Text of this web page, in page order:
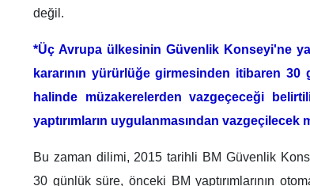
değil.
*Üç Avrupa ülkesinin Güvenlik Konseyi'ne
kararının yürürlüğe girmesinden itibaren 30
halinde müzakerelerden vazgeçeceği
yaptırımların uygulanmasından vazgeçilecek
Bu zaman dilimi, 2015 tarihli BM Güvenlik
30 günlük süre, önceki BM yaptırımlarının